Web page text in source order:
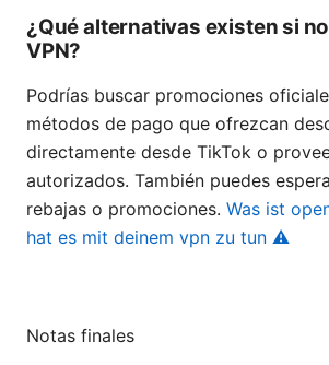
¿Qué alternativas existen si
VPN?
Podrías buscar promociones
métodos de pago que ofrezcan
directamente desde TikTok o
autorizados. También puedes
rebajas o promociones. Was ist
hat es mit deinem vpn zu tun ⚠️
Notas finales